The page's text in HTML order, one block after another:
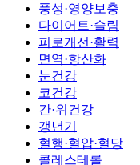
풍성·영양보충
다이어트·슬림
피로개선·활력
면역·항산화
눈건강
코건강
간·위건강
갱년기
혈행·혈압·혈당
콜레스테롤